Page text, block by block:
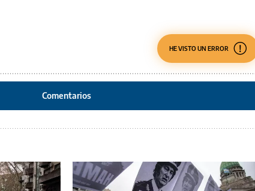
HE VISTO UN ERROR
Comentarios